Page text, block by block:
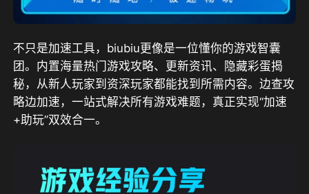
不只是加速工具，biubiu更像是一位懂你的游戏智囊
团。内置海量热门游戏攻略、更新资讯、隐藏彩蛋揭
秘，从新人玩家到资深玩家都能找到所需内容。边查攻
略边加速，一站式解决所有游戏难题，真正实现“加速
+助玩”双效合一。